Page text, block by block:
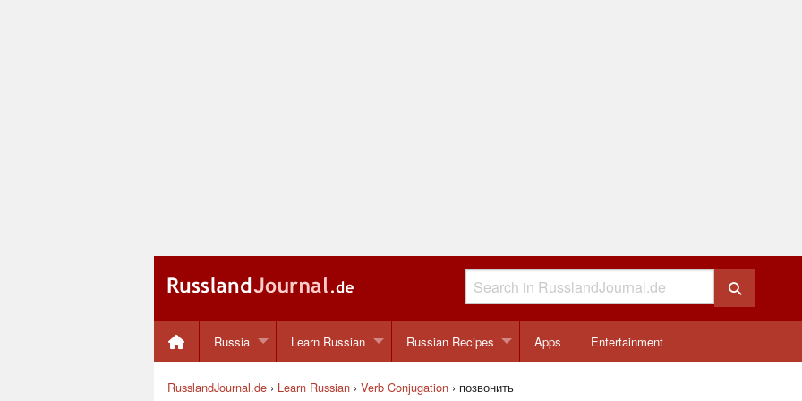
Russia Learn Russian Russian Recipes Apps Entertainment
RusslandJournal.de › Learn Russian › Verb Conjugation › позвонить